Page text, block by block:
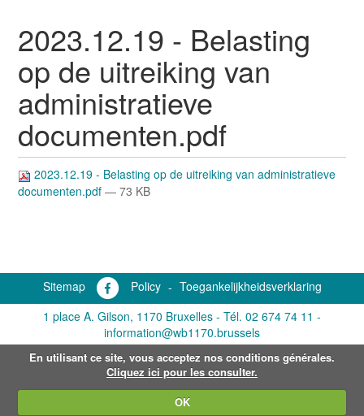
2023.12.19 - Belasting
op de uitreiking van
administratieve
documenten.pdf
2023.12.19 - Belasting op de uitreiking van administratieve
documenten.pdf— 73 KB
Sitemap Policy - Toegankelijkheidsverklaring
1 place A. Gilson, 1170 Bruxelles - Tél. 02 674 74 11 -
information@wb1170.brussels
En utilisant ce site, vous acceptez nos conditions générales.
Cliquez ici pour les consulter.
OK